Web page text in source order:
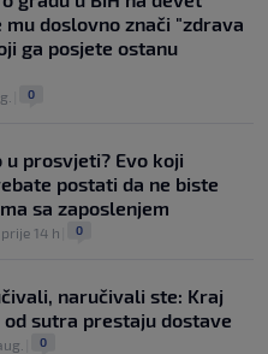
mu doslovno znači "zdrava
ga posjete ostanu
0
u prosvjeti? Evo koji
postati da ne biste
sa zaposlenjem
prije 14 h 0
naručivali ste: Kraj
od sutra prestaju dostave
0